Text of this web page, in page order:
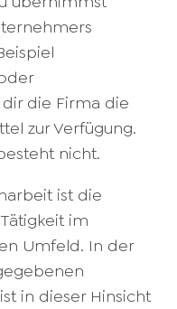
die Firma die
zur Verfügung.
nicht.
ist die
im
Umfeld. In der
in dieser Hinsicht